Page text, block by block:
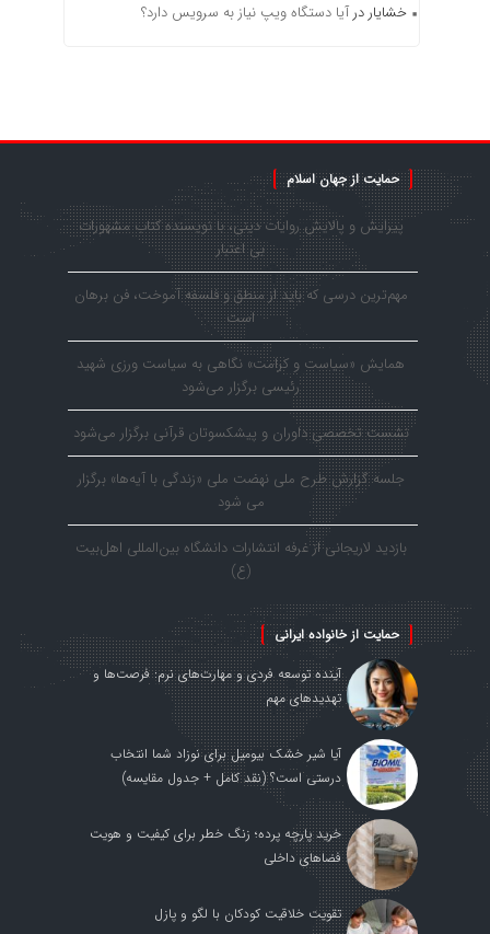
خشایار در آیا دستگاه ویپ نیاز به سرویس دارد؟
حمایت از جهان اسلام
پیرایش و پالایش روایات دینی، با نویسنده کتاب مشهورات
بی اعتبار
مهم‌ترین درسی که باید از منطق و فلسفه آموخت، فن برهان
است
همایش «سیاست و کرامت» نگاهی به سیاست ورزی شهید
رئیسی برگزار می‌شود
نشست تخصصی داوران و پیشکسوتان قرآنی برگزار می‌شود
جلسه گزارش طرح ملی نهضت ملی «زندگی با آیه‌ها» برگزار
می شود
بازدید لاریجانی از غرفه انتشارات دانشگاه بین‌المللی اهل‌بیت
(ع)
حمایت از خانواده ایرانی
آینده توسعه فردی و مهارت‌های نرم: فرصت‌ها و
تهدیدهای مهم
آیا شیر خشک بیومیل برای نوزاد شما انتخاب
درستی است؟ (نقد کامل + جدول مقایسه)
خرید پارچه پرده؛ زنگ خطر برای کیفیت و هویت
فضاهای داخلی
تقویت خلاقیت کودکان با لگو و پازل